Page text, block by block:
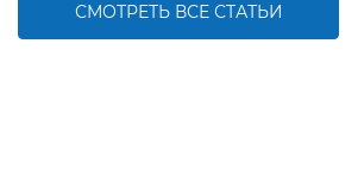
СМОТРЕТЬ ВСЕ СТАТЬИ